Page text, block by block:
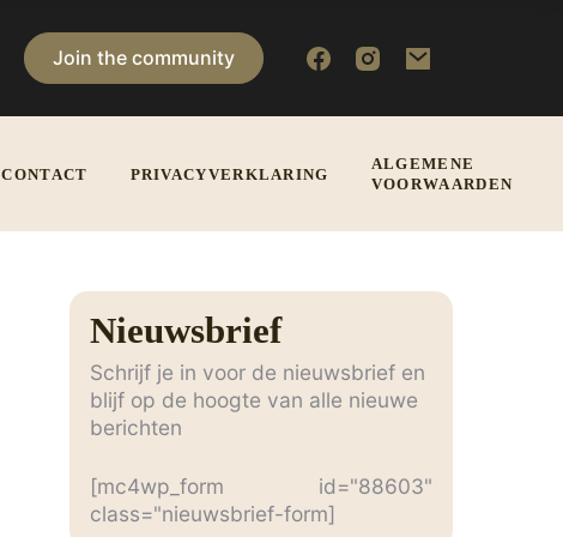
Join the community
CONTACT PRIVACYVERKLARING
ALGEMENE
VOORWAARDEN
Nieuwsbrief
Schrijf je in voor de nieuwsbrief en
blijf op de hoogte van alle nieuwe
berichten
[mc4wp_form id="88603"
class="nieuwsbrief-form]